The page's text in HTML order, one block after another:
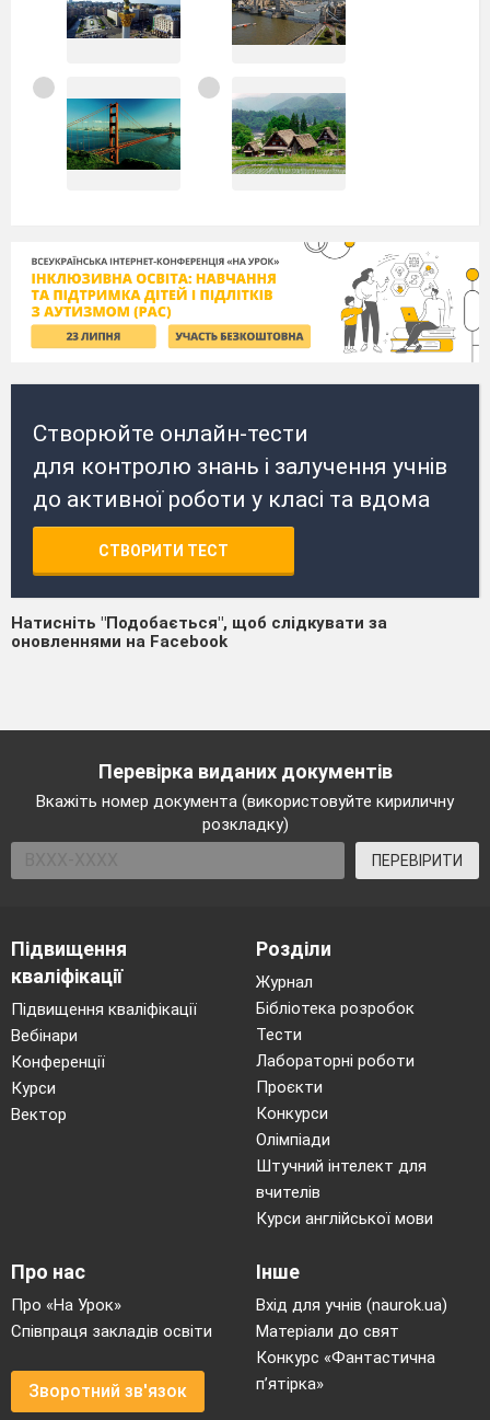
Створюйте онлайн-тести
для контролю знань і залучення учнів
до активної роботи у класі та вдома
СТВОРИТИ ТЕСТ
Натисніть "Подобається", щоб слідкувати за
оновленнями на Facebook
Перевірка виданих документів
Вкажіть номер документа (використовуйте кириличну
розкладку)
ПЕРЕВІРИТИ
Підвищення
кваліфікації
Підвищення кваліфікації
Вебінари
Конференції
Курси
Вектор
Розділи
Журнал
Бібліотека розробок
Тести
Лабораторні роботи
Проєкти
Конкурси
Олімпіади
Штучний інтелект для
вчителів
Курси англійської мови
Про нас
Про «На Урок»
Співпраця закладів освіти
Зворотний зв'язок
Інше
Вхід для учнів (naurok.ua)
Матеріали до свят
Конкурс «Фантастична
п’ятірка»